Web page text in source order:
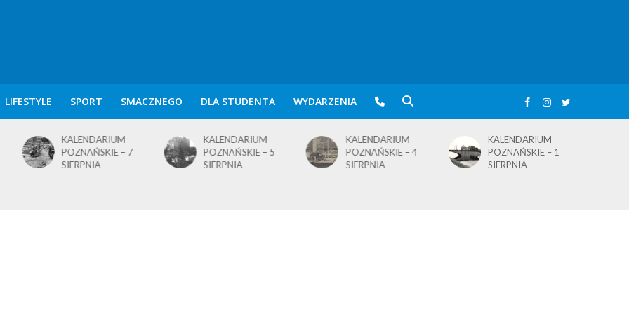
LIFESTYLE SPORT SMACZNEGO DLA STUDENTA WYDARZENIA
KALENDARIUM
POZNAŃSKIE – 5
SIERPNIA
KALENDARIUM
POZNAŃSKIE – 4
SIERPNIA
KALENDARIUM
POZNAŃSKIE – 1
SIERPNIA
BLusowe święto nad
wielkopolskim
jeziorem